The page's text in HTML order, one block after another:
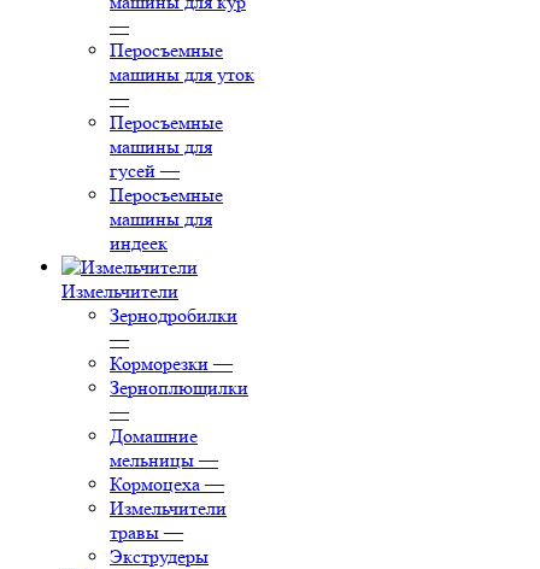
—
Перосъемные
машины для уток
—
Перосъемные
машины для
гусей —
Перосъемные
машины для
индеек
Измельчители
Зернодробилки
—
Корморезки —
Зерноплющилки
—
Домашние
мельницы —
Кормоцеха —
Измельчители
травы —
Экструдеры